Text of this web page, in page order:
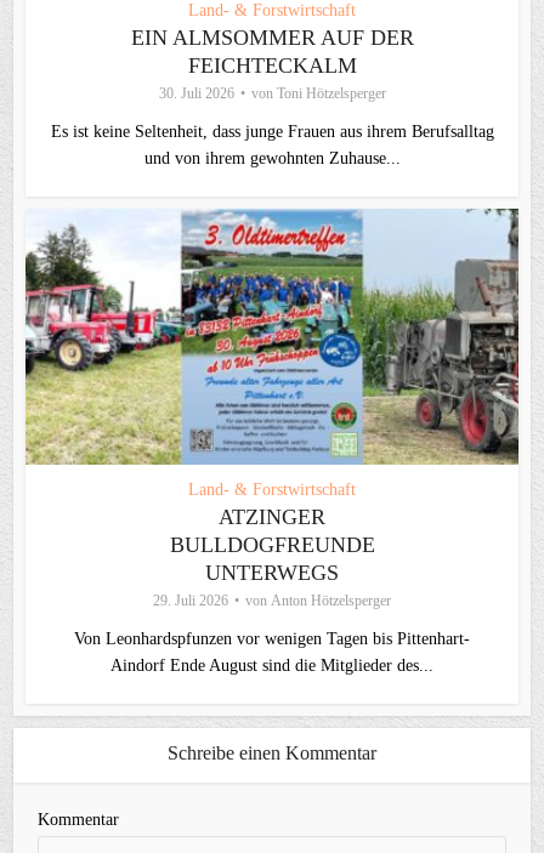
Land- & Forstwirtschaft
EIN ALMSOMMER AUF DER
FEICHTECKALM
30. Juli 2026 von Toni Hötzelsperger
Es ist keine Seltenheit, dass junge Frauen aus ihrem Berufsalltag
und von ihrem gewohnten Zuhause...
Land- & Forstwirtschaft
ATZINGER
BULLDOGFREUNDE
UNTERWEGS
29. Juli 2026 von Anton Hötzelsperger
Von Leonhardspfunzen vor wenigen Tagen bis Pittenhart-
Aindorf Ende August sind die Mitglieder des...
Schreibe einen Kommentar
Kommentar